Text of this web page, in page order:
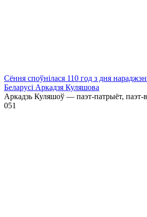
Сёння споўнілася 110 год з дня
Беларусі Аркадзя Куляшова
Аркадзь Куляшоў — паэт-патрыёт, паэт-
051